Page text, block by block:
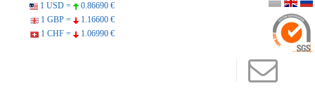
1 USD =
0.86690 €
1 GBP =
1.16600 €
1 CHF =
1.06990 €